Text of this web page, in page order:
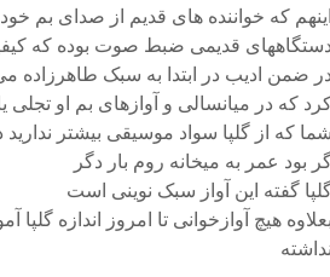
اینهم که خواننده های قدیم از صدای بم
دستگاههای قدیمی ضبط صوت بوده که
در ضمن ادیب در ابتدا به سبک طاهرزاده
که در میانسالی و آوازهای بم او تجلی
شما که از گلپا سواد موسیقی بیشتر ندارید
بود عمر به میخانه روم بار دگر
گفته این آواز سبک نوینی است
بعلاوه هیچ آوازخوانی تا امروز اندازه
نداشته